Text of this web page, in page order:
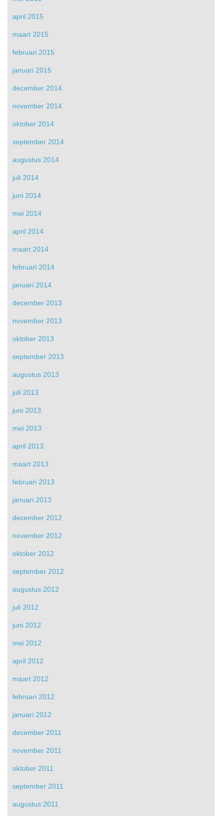
april 2015
maart 2015
februari 2015
januari 2015
december 2014
november 2014
oktober 2014
september 2014
augustus 2014
juli 2014
juni 2014
mei 2014
april 2014
maart 2014
februari 2014
januari 2014
december 2013
november 2013
oktober 2013
september 2013
augustus 2013
juli 2013
juni 2013
mei 2013
april 2013
maart 2013
februari 2013
januari 2013
december 2012
november 2012
oktober 2012
september 2012
augustus 2012
juli 2012
juni 2012
mei 2012
april 2012
maart 2012
februari 2012
januari 2012
december 2011
november 2011
oktober 2011
september 2011
augustus 2011